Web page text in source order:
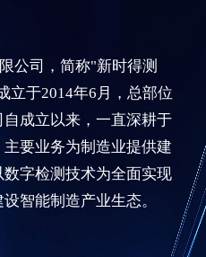
司，简称"新时得测
立于2014年6月，总部位
成立以来，一直深耕于
要业务为制造业提供建
字检测技术为全面实现
智能制造产业生态。